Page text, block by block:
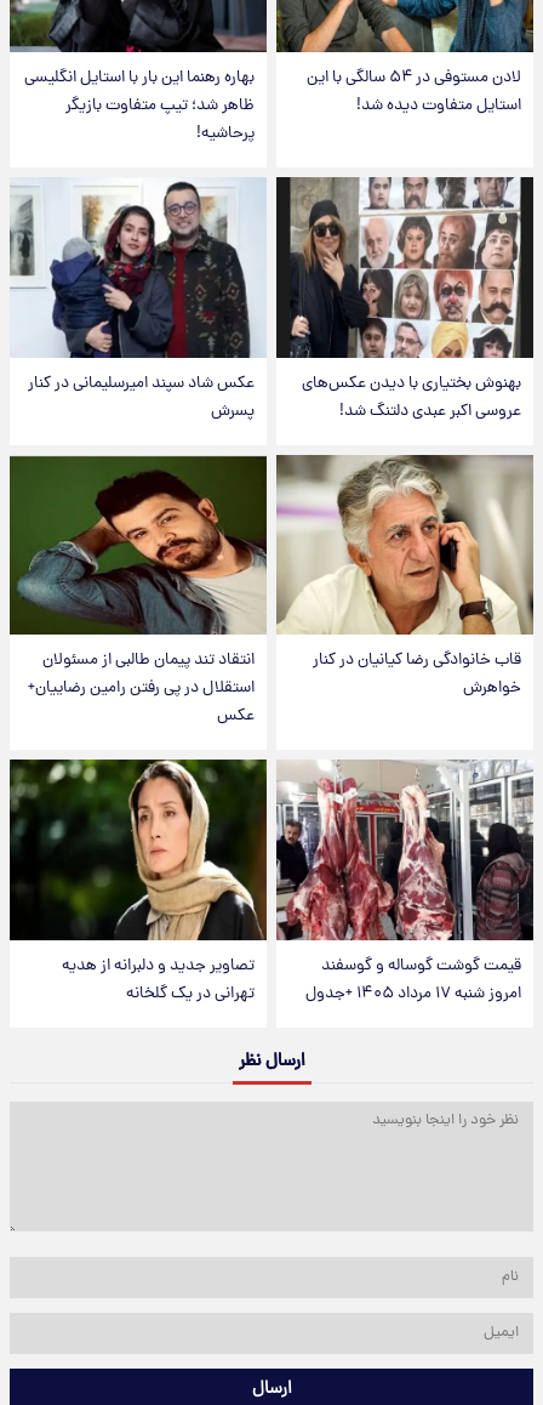
لادن مستوفی در ۵۴ سالگی با این
استایل متفاوت دیده شد!
بهاره رهنما این بار با استایل انگلیسی
ظاهر شد؛ تیپ متفاوت بازیگر
پرحاشیه!
بهنوش بختیاری با دیدن عکس‌های
عروسی اکبر عبدی دلتنگ شد!
عکس شاد سپند امیرسلیمانی در کنار
پسرش
قاب خانوادگی رضا کیانیان در کنار
خواهرش
انتقاد تند پیمان طالبی از مسئولان
استقلال در پی رفتن رامین رضاییان+
عکس
قیمت گوشت گوساله و گوسفند
امروز شنبه ۱۷ مرداد ۱۴۰۵ +جدول
تصاویر جدید و دلبرانه از هدیه
تهرانی در یک گلخانه
ارسال نظر
ارسال